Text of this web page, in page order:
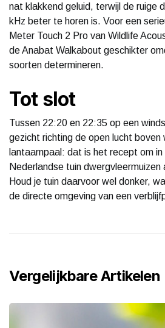
nat klakkend geluid, terwijl de ruige
kHz beter te horen is. Voor een
Meter Touch 2 Pro van Wildlife
de Anabat Walkabout geschikter
soorten determineren.
Tot slot
Tussen 22:20 en 22:35 op een
gezicht richting de open lucht
lantaarnpaal: dat is het recept om in
Nederlandse tuin
Houd je tuin daarvoor wel donker,
de directe omgeving van een
Vergelijkbare Artikelen